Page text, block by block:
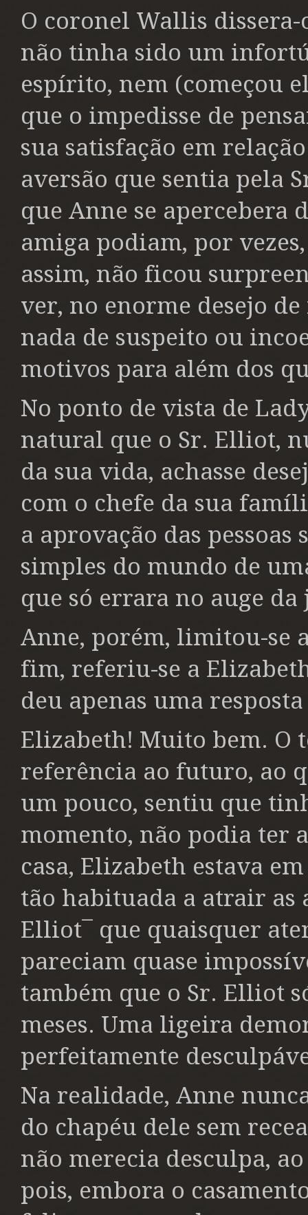
O coronel Wallis
não tinha sido um
espírito, nem (começou
que o impedisse de
sua satisfação em
aversão que sentia pela
que Anne se apercebera
amiga podiam, por
assim, não ficou
ver, no enorme desejo
nada de suspeito ou
motivos para além dos
No ponto de vista de
natural que o Sr. Elliot,
da sua vida, achasse
com o chefe da sua
a aprovação das pessoas
simples do mundo de
que só errara no auge
Anne, porém, limitou-se
fim, referiu-se a
deu apenas uma
Elizabeth! Muito bem. O
referência ao futuro, ao
um pouco, sentiu que
momento, não podia ter
casa, Elizabeth estava
tão habituada a atrair as
Elliot¯ que quaisquer
pareciam quase
também que o Sr. Elliot
meses. Uma ligeira
perfeitamente
Na realidade, Anne
do chapéu dele sem
não merecia desculpa,
pois, embora o